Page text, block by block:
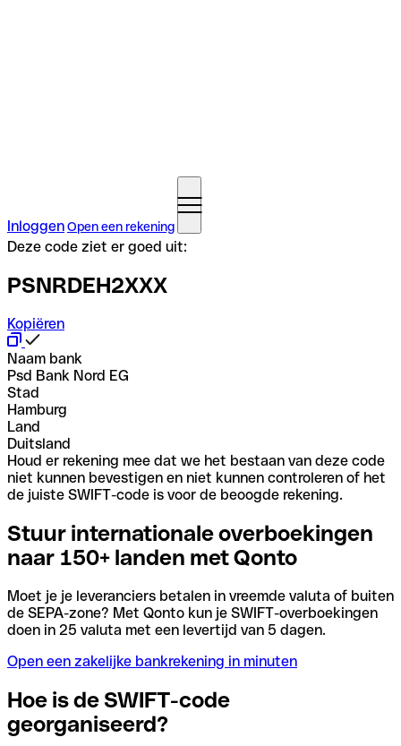
InloggenOpen een rekening
Deze code ziet er goed uit:
PSNRDEH2XXX
Kopiëren
Naam bank
Psd Bank Nord EG
Stad
Hamburg
Land
Duitsland
Houd er rekening mee dat we het bestaan van deze code
niet kunnen bevestigen en niet kunnen controleren of het
de juiste SWIFT-code is voor de beoogde rekening.
Stuur internationale overboekingen
naar 150+ landen met Qonto
Moet je je leveranciers betalen in vreemde valuta of buiten
de SEPA-zone? Met Qonto kun je SWIFT-overboekingen
doen in 25 valuta met een levertijd van 5 dagen.
Open een zakelijke bankrekening in minuten
Hoe is de SWIFT-code
georganiseerd?